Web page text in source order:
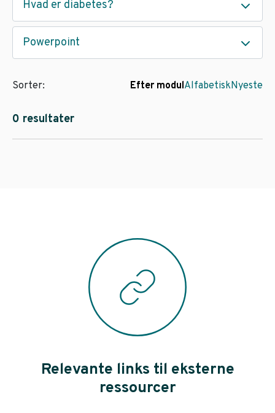
Hvad er diabetes?
Powerpoint
0 resultater
Sorter: Efter modulAlfabetiskNyeste
Relevante links til eksterne
ressourcer